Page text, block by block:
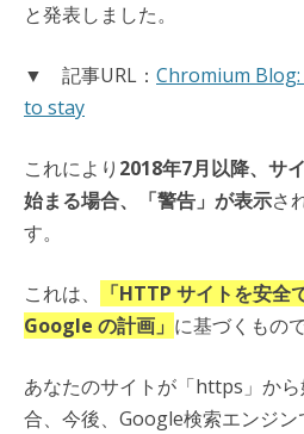
と発表しました。
▼ 記事URL： Chromium
to stay
これにより 2018年7月以降、サ
始まる場合、「警告」が表示さ
す。
これは、
「HTTP サイトを安全
Google の計画」 に基づくもので
あなたのサイトが「https」か
合、今後、Google検索エンジ